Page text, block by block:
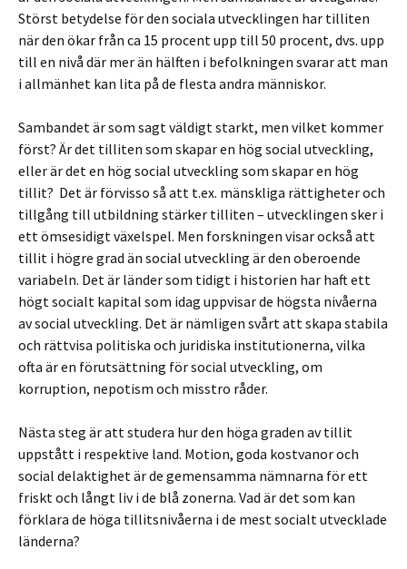
Störst betydelse för den sociala utvecklingen har tilliten
när den ökar från ca 15 procent upp till 50 procent, dvs. upp
till en nivå där mer än hälften i befolkningen svarar att man
i allmänhet kan lita på de flesta andra människor.
Sambandet är som sagt väldigt starkt, men vilket kommer
först? Är det tilliten som skapar en hög social utveckling,
eller är det en hög social utveckling som skapar en hög
tillit? Det är förvisso så att t.ex. mänskliga rättigheter och
tillgång till utbildning stärker tilliten – utvecklingen sker i
ett ömsesidigt växelspel. Men forskningen visar också att
tillit i högre grad än social utveckling är den oberoende
variabeln. Det är länder som tidigt i historien har haft ett
högt socialt kapital som idag uppvisar de högsta nivåerna
av social utveckling. Det är nämligen svårt att skapa stabila
och rättvisa politiska och juridiska institutionerna, vilka
ofta är en förutsättning för social utveckling, om
korruption, nepotism och misstro råder.
Nästa steg är att studera hur den höga graden av tillit
uppstått i respektive land. Motion, goda kostvanor och
social delaktighet är de gemensamma nämnarna för ett
friskt och långt liv i de blå zonerna. Vad är det som kan
förklara de höga tillitsnivåerna i de mest socialt utvecklade
länderna?